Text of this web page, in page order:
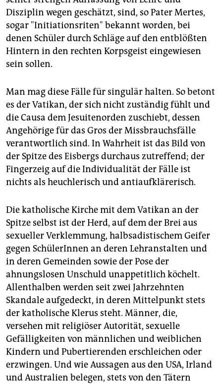
Disziplin wegen geschätzt, sind, so Pater Mertes,
sogar "Initiationsriten" bekannt worden, bei
denen Schüler durch Schläge auf den entblößten
Hintern in den rechten Korpsgeist eingewiesen
sein sollen.
Man mag diese Fälle für singulär halten. So betont
es der Vatikan, der sich nicht zuständig fühlt und
die Causa dem Jesuitenorden zuschiebt, dessen
Angehörige für das Gros der Missbrauchsfälle
verantwortlich sind. In Wahrheit ist das Bild von
der Spitze des Eisbergs durchaus zutreffend; der
Fingerzeig auf die Individualität der Fälle ist
nichts als heuchlerisch und antiaufklärerisch.
Die katholische Kirche mit dem Vatikan an der
Spitze selbst ist der Herd, auf dem der Brei aus
sexueller Verklemmung, halbsadistischem Geifer
gegen SchülerInnen an deren Lehranstalten und
in deren Gemeinden sowie der Pose der
ahnungslosen Unschuld unappetitlich köchelt.
Allenthalben werden seit zwei Jahrzehnten
Skandale aufgedeckt, in deren Mittelpunkt stets
der katholische Klerus steht. Männer, die,
versehen mit religiöser Autorität, sexuelle
Gefälligkeiten von männlichen und weiblichen
Kindern und Pubertierenden erschleichen oder
erzwingen. Und wie Aussagen aus den USA, Irland
und Australien belegen, stets von den Tätern